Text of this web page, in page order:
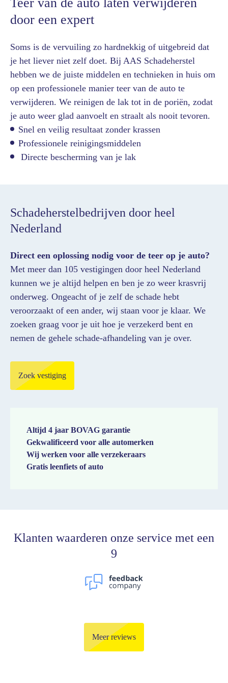
door een expert
Soms is de vervuiling zo hardnekkig of uitgebreid dat
je het liever niet zelf doet. Bij AAS Schadeherstel
hebben we de juiste middelen en technieken in huis om
op een professionele manier teer van de auto te
verwijderen. We reinigen de lak tot in de poriën, zodat
je auto weer glad aanvoelt en straalt als nooit tevoren.
Snel en veilig resultaat zonder krassen
Professionele reinigingsmiddelen
Directe bescherming van je lak
Schadeherstelbedrijven door heel
Nederland
Direct een oplossing nodig voor de teer op je auto?
Met meer dan 105 vestigingen door heel Nederland
kunnen we je altijd helpen en ben je zo weer krasvrij
onderweg. Ongeacht of je zelf de schade hebt
veroorzaakt of een ander, wij staan voor je klaar. We
zoeken graag voor je uit hoe je verzekerd bent en
nemen de gehele schade-afhandeling van je over.
Zoek vestiging
Altijd 4 jaar BOVAG garantie
Gekwalificeerd voor alle automerken
Wij werken voor alle verzekeraars
Gratis leenfiets of auto
Klanten waarderen onze service met een
9
Meer reviews